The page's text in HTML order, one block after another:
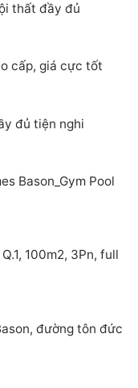
thất đầy đủ
cấp, giá cực tốt
đủ tiện nghi
Bason_Gym Pool
100m2, 3Pn, full
đường tôn đức